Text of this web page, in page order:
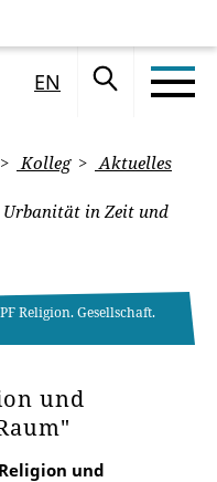
EN
Kolleg
Aktuelles
Urbanität in Zeit und
Religion. Gesellschaft.
und
und